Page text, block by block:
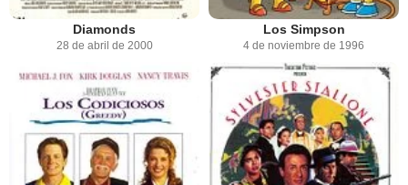
Diamonds
28 de abril de 2000
Los Simpson
4 de noviembre de 1996